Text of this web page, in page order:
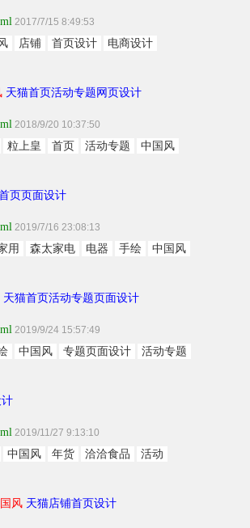
2017/7/15 8:49:53
店铺 首页设计 电商设计
天猫首页活动专题网页设计
2018/9/20 10:37:50
粒上皇 首页 活动专题 中国风
页页面设计
2019/7/16 23:08:13
用 森太家电 电器 手绘 中国风
天猫首页活动专题页面设计
2019/9/24 15:57:49
中国风 专题页面设计 活动专题
2019/11/27 9:13:10
中国风 年货 洽洽食品 活动
风 天猫店铺首页设计